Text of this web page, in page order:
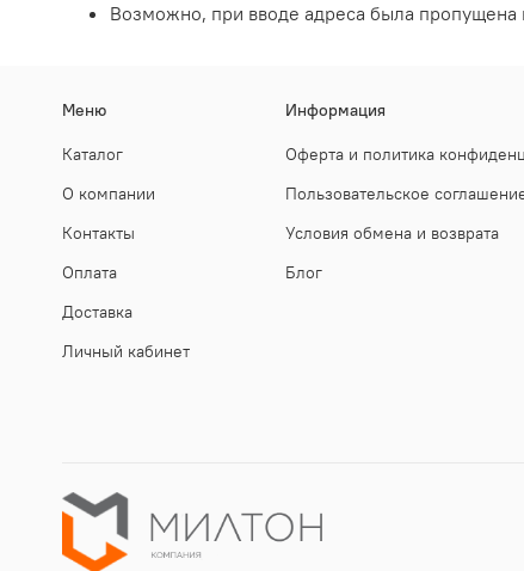
Возможно, при вводе адреса была пропущена
Меню
Каталог
О компании
Контакты
Оплата
Доставка
Личный кабинет
Информация
Оферта и политика
Пользовательское
Условия обмена и возврата
Блог